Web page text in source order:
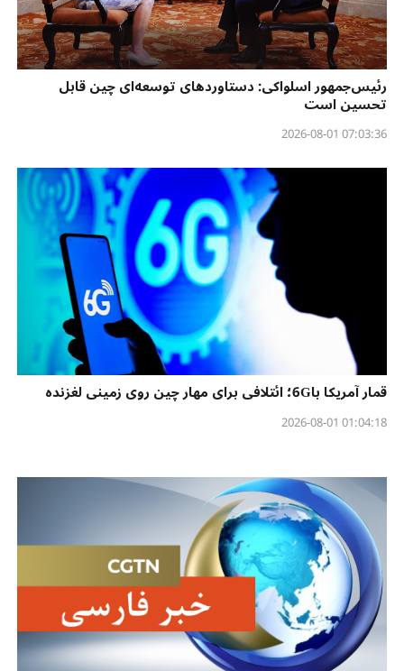
رئیس‌جمهور اسلواکی: دستاوردهای توسعه‌ای چین قابل
تحسین است
07:03:36 2026-08-01
قمار آمریکا با6G؛ ائتلافی برای مهار چین روی زمینی لغزنده
01:04:18 2026-08-01